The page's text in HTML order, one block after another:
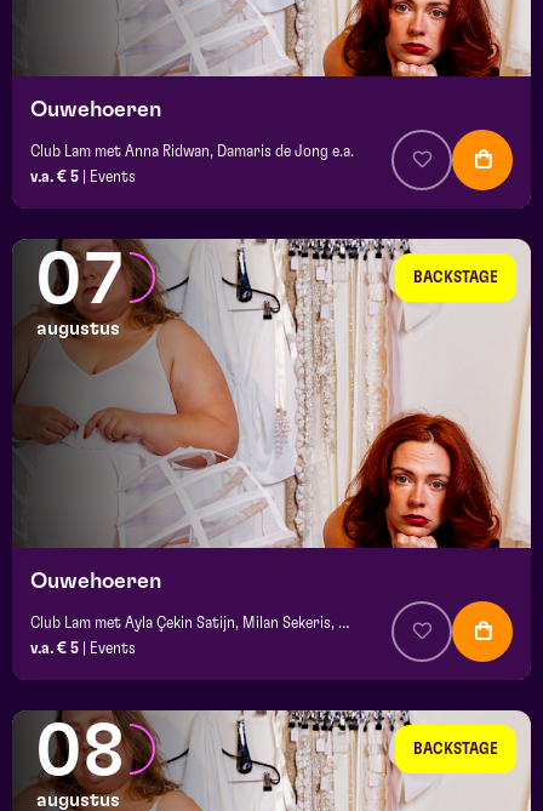
Ouwehoeren
Club Lam met Anna Ridwan, Damaris de Jong e.a.
v.a. € 5
Events
BACKSTAGE
07
augustus
Ouwehoeren
Club Lam met Ayla Çekin Satijn, Milan Sekeris, e.a.
v.a. € 5
Events
BACKSTAGE
08
augustus